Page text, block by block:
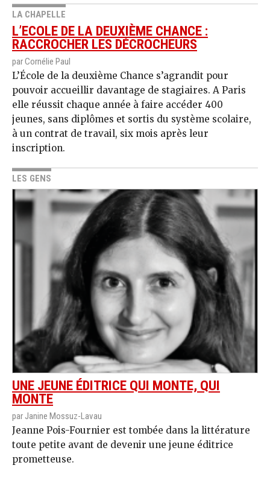
LA CHAPELLE
L’ECOLE DE LA DEUXIÈME CHANCE :
RACCROCHER LES DÉCROCHEURS
par Cornélie Paul
L’École de la deuxième Chance s’agrandit pour
pouvoir accueillir davantage de stagiaires. A Paris
elle réussit chaque année à faire accéder 400
jeunes, sans diplômes et sortis du système scolaire,
à un contrat de travail, six mois après leur
inscription.
LES GENS
UNE JEUNE ÉDITRICE QUI MONTE, QUI
MONTE
par Janine Mossuz-Lavau
Jeanne Pois-Fournier est tombée dans la littérature
toute petite avant de devenir une jeune éditrice
prometteuse.